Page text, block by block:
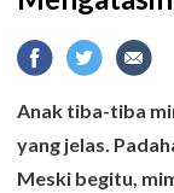
Anak tiba-tiba
yang jelas.
Meski begitu,